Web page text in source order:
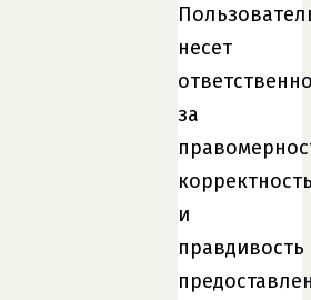
несет
за
и
правдивость